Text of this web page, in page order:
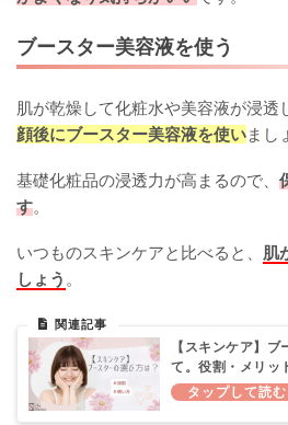
ブースター美容液を使う
肌が乾燥して化粧水や美容液が浸透
顔後にブースター美容液を使いまし
基礎化粧品の浸透力が高まるので、
す。
いつものスキンケアと比べると、 肌
しょう 。
【スキンケア】
て。役割・メリッ